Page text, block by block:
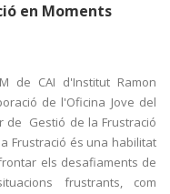
en Moments
de CAI d'Institut Ramon
de l'Oficina Jove del
de Gestió de la Frustració
Frustració és una habilitat
els desafiaments de
frustrants, com